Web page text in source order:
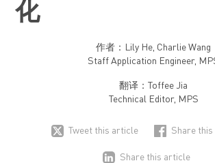
化
作者：Lily He, Charlie Wang
Staff Application Engineer,
翻译：
Toffee Jia
Technical Editor, MPS
Tweet this article Share
Share this article